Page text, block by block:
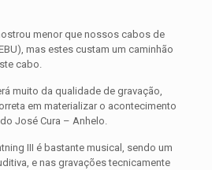
menor que nossos cabos de
mas estes custam um caminhão
cabo.
muito da qualidade de gravação,
em materializar o acontecimento
José Cura – Anhelo.
III é bastante musical, sendo um
e nas gravações tecnicamente